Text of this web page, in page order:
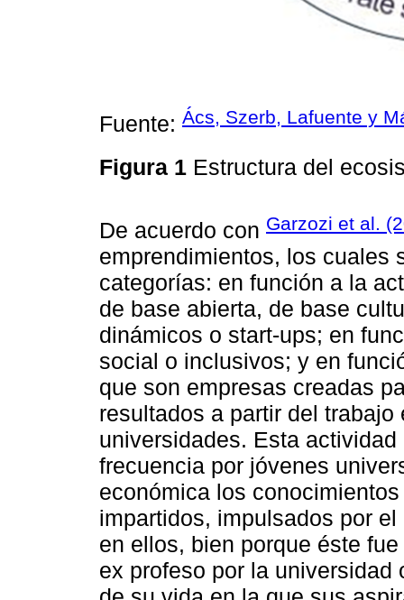
Fuente: Ács, Szerb, Lafuente y
Figura 1 Estructura del
De acuerdo con Garzozi et al.
emprendimientos, los cuales
categorías: en función a la
de base abierta, de base
dinámicos o start-ups; en
social o inclusivos; y en
que son empresas creadas
resultados a partir del
universidades. Esta
frecuencia por jóvenes
económica los
impartidos, impulsados por
en ellos, bien porque éste
ex profeso por la universidad